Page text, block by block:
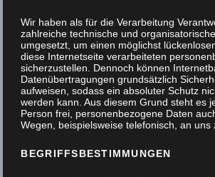
Wir haben als für die Verarbeitung
zahlreiche technische und
umgesetzt, um einen möglichst
diese Internetseite verarbeiteten
sicherzustellen. Dennoch können
Datenübertragungen grundsätzlich
aufweisen, sodass ein absoluter Schutz
werden kann. Aus diesem Grund steht es
Person frei, personenbezogene Daten
Wegen, beispielsweise telefonisch, an uns
BEGRIFFSBESTIMMUNGEN